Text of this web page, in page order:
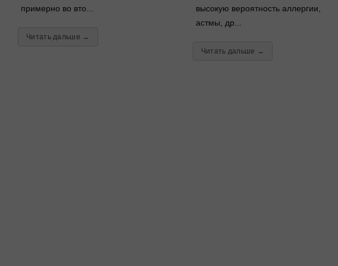
примерно во вто...
Читать дальше →
высокую вероятность аллергии,
астмы, др...
Читать дальше →